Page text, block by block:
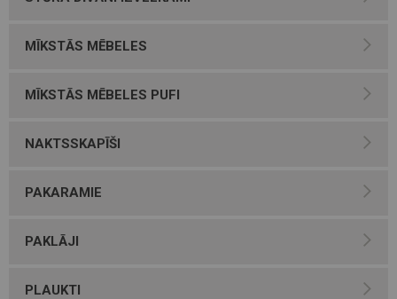
MĪKSTĀS MĒBELES
MĪKSTĀS MĒBELES PUFI
NAKTSSKAPĪŠI
PAKARAMIE
PAKLĀJI
PLAUKTI